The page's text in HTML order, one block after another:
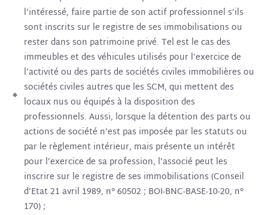
l’intéressé, faire partie de son actif professionnel s’ils
sont inscrits sur le registre de ses immobilisations ou
rester dans son patrimoine privé. Tel est le cas des
immeubles et des véhicules utilisés pour l’exercice de
l’activité ou des parts de sociétés civiles immobilières ou
sociétés civiles autres que les SCM, qui mettent des
locaux nus ou équipés à la disposition des
professionnels. Aussi, lorsque la détention des parts ou
actions de société n’est pas imposée par les statuts ou
par le règlement intérieur, mais présente un intérêt
pour l’exercice de sa profession, l’associé peut les
inscrire sur le registre de ses immobilisations (Conseil
d’Etat 21 avril 1989, n° 60502 ; BOI-BNC-BASE-10-20, n°
170) ;